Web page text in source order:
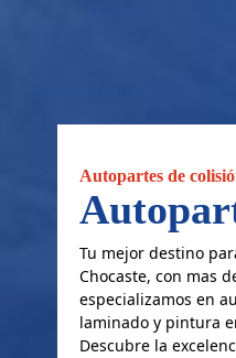
Autopartes de
Tu mejor destino
Chocaste, con mas
especializamos en
laminado y pintura
Descubre la